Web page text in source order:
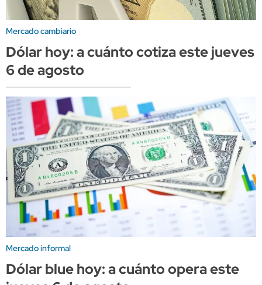
Mercado cambiario
Dólar hoy: a cuánto cotiza este jueves
6 de agosto
Mercado informal
Dólar blue hoy: a cuánto opera este